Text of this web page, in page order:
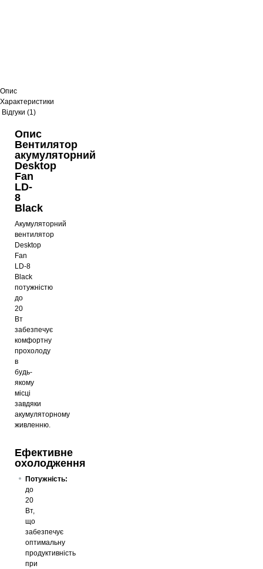
Опис
Характеристики
Відгуки (1)
Опис
Вентилятор
акумуляторний
Desktop
Fan
LD-
8
Black
Акумуляторний
вентилятор
Desktop
Fan
LD-8
Black
потужністю
до
20
Вт
забезпечує
комфортну
прохолоду
в
будь-
якому
місці
завдяки
акумуляторному
живленню.
Ефективне
охолодження
Потужність:
до
20
Вт,
що
забезпечує
оптимальну
продуктивність
при